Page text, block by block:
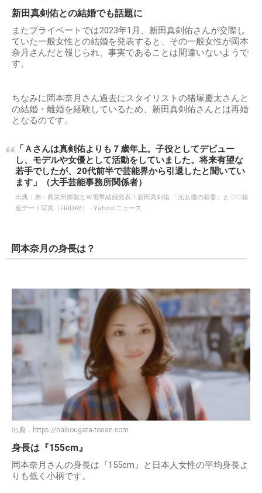
新田真剣佑との結婚でも話題に
またプライベートでは2023年1月、新田真剣佑さんが交際し
ていた一般女性との結婚を発表すると、その一般女性が岡本
奈月さんだと報じられ、事実であることは間違いないようで
す。
ちなみに岡本奈月さん過去にスタイリストの猪塚慶太さんと
の結婚・離婚を経験しているため、新田真剣佑さんとは再婚
となるのです。
「Ａさんは真剣佑よりも７歳年上。子役としてデビュー
し、モデルや女優として活動をしていました。将来有望な
若手でしたが、20代前半で芸能界から引退したと聞いてい
ます」（大手芸能事務所関係者）
出典： 弟・眞栄田郷敦とＷ電撃結婚発表！新田真剣佑 「元女優の新妻」と♡♡銀
座デート写真（FRIDAY） - Yahoo!ニュース
岡本奈月の身長は？
出典： https://naikougata-tosan.com
身長は『155cm』
岡本奈月さんの身長は『155cm』と日本人女性の平均身長よ
りも低く小柄です。